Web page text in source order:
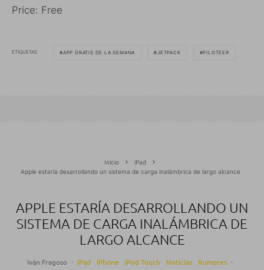
Price: Free
ETIQUETAS APP GRATIS DE LA SEMANA JETPACK PILOTEER
Inicio
iPad
Apple estaría desarrollando un sistema de carga inalámbrica de largo alcance
APPLE ESTARÍA DESARROLLANDO UN
SISTEMA DE CARGA INALÁMBRICA DE
LARGO ALCANCE
Iván Fragoso · iPad iPhone iPod Touch Noticias Rumores ·